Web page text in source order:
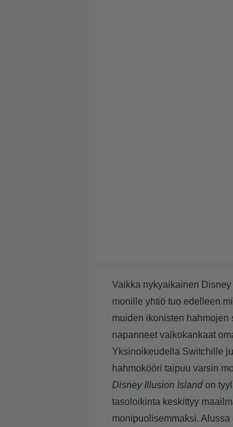
Vaikka nykyaikainen
monille yhtiö tuo edelleen
muiden ikonisten hahmojen
napanneet valkokankaat
Yksinoikeudella Switchille
hahmokööri taipuu varsin
Disney Illusion Island on
tasoloikinta keskittyy
monipuolisemmaksi.